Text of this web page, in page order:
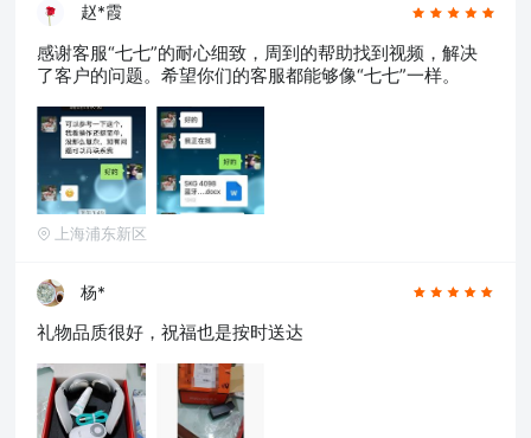
赵*霞
感谢客服“七七”的耐心细致，周到的帮助找到视频，解决
了客户的问题。希望你们的客服都能够像“七七”一样。
上海浦东新区
杨*
礼物品质很好，祝福也是按时送达